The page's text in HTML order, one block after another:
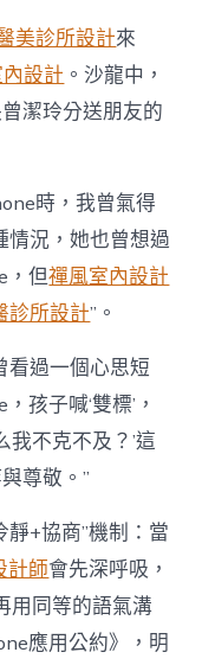
美診所設計來
設計 。沙龍中，
潔玲分送朋友的
時，我曾氣得
情況，她也曾想過
，但禪風室內設計
診所設計”。
看過一個心思短
孩子喊‘雙標’，
我不克不及？’這
尊敬。”
+協商”機制：當
計師會先深呼吸，
用同等的語氣溝
應用公約》，明